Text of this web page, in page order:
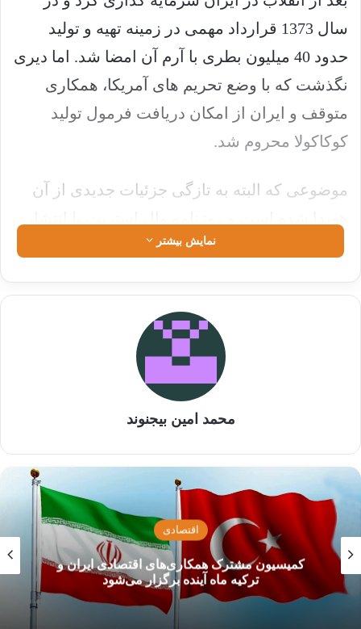
سال 1373 قرارداد مهمی در زمینه تهیه و تولید
حدود 40 میلیون بطری با آرم آن امضا شد. اما دیری
نگذشت که با وضع تحریم های آمریکا، همکاری
متوقف و ایران از امکان دریافت فرمول تولید
کوکاکولا محروم شد.
موضوعی که البته به تازگی جزئیات جدیدی از آن
گزارش مستندی اعلام کرده است که شریک ایرانی
سخنگوی کوکاکولا هم در این باره اعلام کرده است:
«برای دریافت‌ها و پرداخت‌ها با طرف ایرانی خود
خزانه‌داری آمریکا در دوره اوباما در سال ۲۰۱۱ به
کوکاکولا اجازه می‌دهد با ایران تجارت کند و صراحتاً
اعلام می‌کند که مواد اولیه را از طریق نمایندگی
ایرلند ارائه دهد.
اما آوازه این نوشیدنی محبوب در جهان به قدی
نمایش بیشتر
محمد امین بیجنوند
فوتبال
شکست آبرومندانه نساجی مقابل غول عربستانی